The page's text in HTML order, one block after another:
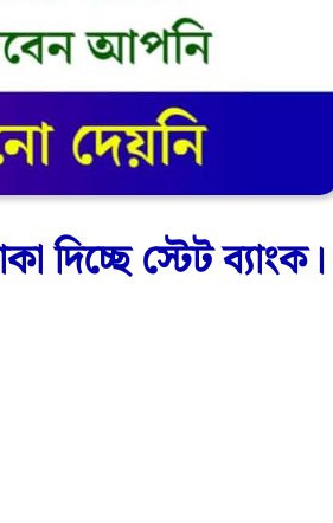
স্টেট ব্যাংক।